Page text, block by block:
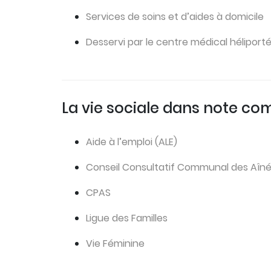
Services de soins et d’aides à domicile
Desservi par le centre médical
La vie sociale dans note
Aide à l’emploi (ALE)
Conseil Consultatif Communal des
CPAS
Ligue des Familles
Vie Féminine